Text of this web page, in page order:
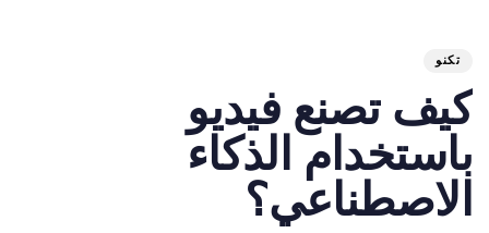
تكنو
كيف تصنع فيديو
باستخدام الذكاء
الاصطناعي؟